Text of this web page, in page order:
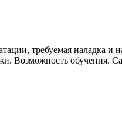
требуемая наладка
Возможность обучения.